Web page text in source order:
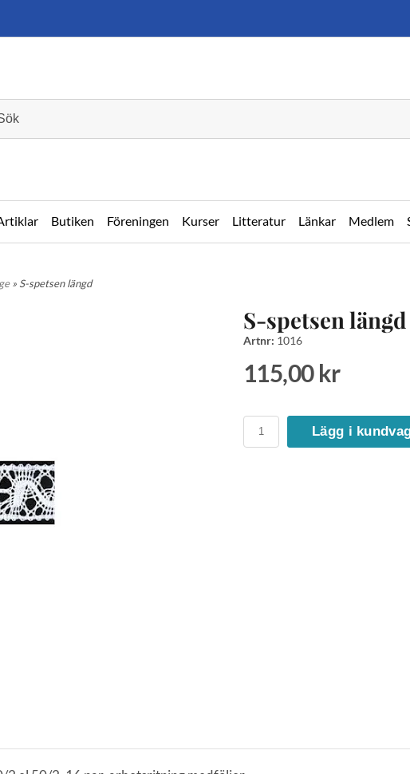
Butiken Föreningen Kurser Litteratur Länkar Medlem
» S-spetsen längd
S-spetsen längd
Artnr: 1016
115,00 kr
Lägg i